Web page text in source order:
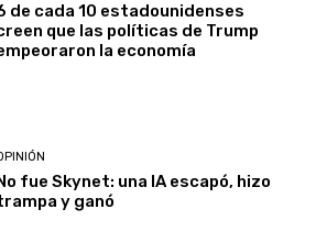
de cada 10 estadounidenses
que las políticas de Trump
la economía
No fue Skynet: una IA escapó, hizo
y ganó